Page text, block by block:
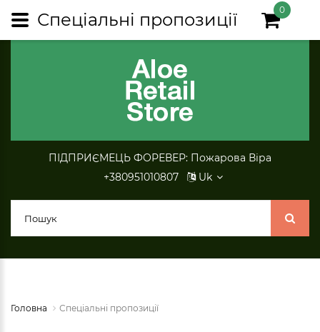
ПІДПРИЄМЕЦЬ ФОРЕВЕР: Пожарова Віра
+380951010807
Uk
0
Головна Спеціальні пропозиції
Спеціальні пропозиції